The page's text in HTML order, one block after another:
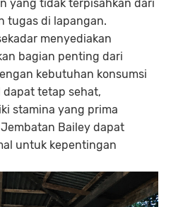
yang tidak terpisahkan dari
tugas di lapangan.
menyediakan
bagian penting dari
kebutuhan konsumsi
tetap sehat,
stamina yang prima
Bailey dapat
untuk kepentingan